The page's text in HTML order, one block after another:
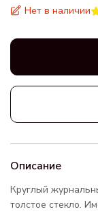
Нет в наличии
Описание
Круглый
толстое стекло.